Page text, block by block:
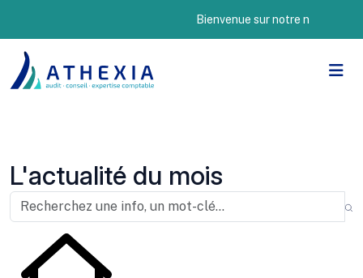
Bienvenue sur notre nouveau site
L'actualité du mois